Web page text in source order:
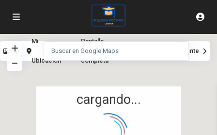
cargando...
Ver
Mi
Ubicación
Pantalla
completa
Siguiente